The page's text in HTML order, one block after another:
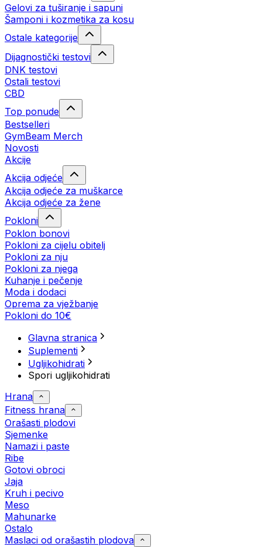
Gelovi za tuširanje i sapuni
Šamponi i kozmetika za kosu
Ostale kategorije
Dijagnostički testovi
DNK testovi
Ostali testovi
CBD
Top ponude
Bestselleri
GymBeam Merch
Novosti
Akcije
Akcija odjeće
Akcija odjeće za muškarce
Akcija odjeće za žene
Pokloni
Poklon bonovi
Pokloni za cijelu obitelj
Pokloni za nju
Pokloni za njega
Kuhanje i pečenje
Moda i dodaci
Oprema za vježbanje
Pokloni do 10€
Glavna stranica
Suplementi
Ugljikohidrati
Spori ugljikohidrati
Hrana
Fitness hrana
Orašasti plodovi
Sjemenke
Namazi i paste
Ribe
Gotovi obroci
Jaja
Kruh i pecivo
Meso
Mahunarke
Ostalo
Maslaci od orašastih plodova